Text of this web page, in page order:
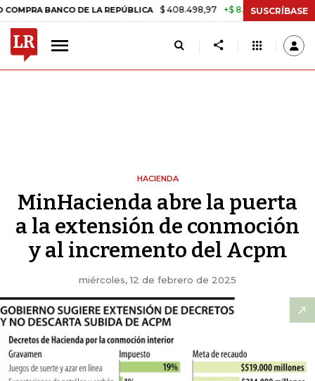
DE LA REPÚBLICA $ 408.498,97 +$ 8.753,81 +2,19% TASA
SUSCRÍBASE
HACIENDA
MinHacienda abre la puerta
a la extensión de conmoción
y al incremento del Acpm
miércoles, 12 de febrero de 2025